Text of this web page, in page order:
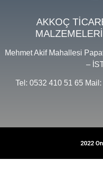
AKKOÇ
Mehmet Akif Mahallesi
–
Tel: 0532 410 51 65
2022